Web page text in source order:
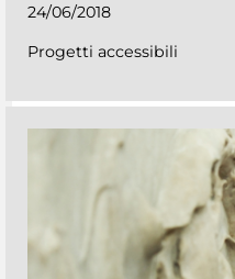
24/06/2018
Progetti accessibili